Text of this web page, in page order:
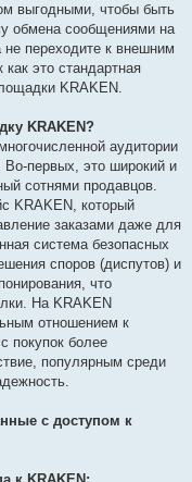
выгодными, чтобы быть
обмена сообщениями на
не переходите к внешним
это стандартная
KRAKEN.
KRAKEN?
аудитории
первых, это широкий и
сотнями продавцов.
KRAKEN, который
заказами даже для
система безопасных
споров (диспутов) и
что
На KRAKEN
отношением к
покупок более
популярным среди
с доступом к